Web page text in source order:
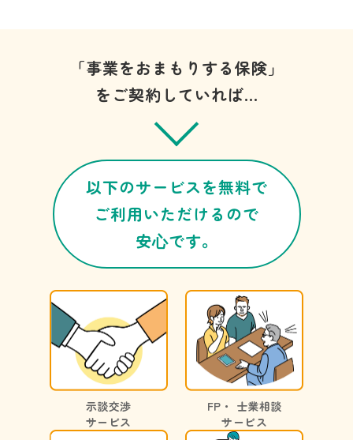
「事業をおまもりする保険」
をご契約していれば…
以下のサービスを無料で
ご利用いただけるので
安⼼です。
示談交渉
サービス
FP・ 士業相談
サービス